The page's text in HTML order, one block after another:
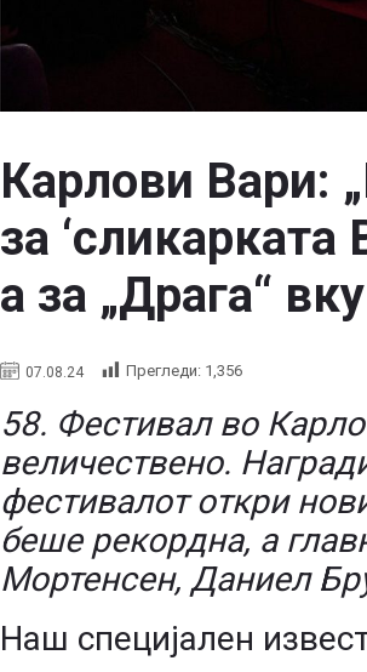
Карлови Вари:
за
а за „Драга“
07.08.24 Прегледи: 1,356
58. Фестивал во
величествено.
фестивалот откри
беше рекордна, а
Мортенсен, Даниел
Наш специјален